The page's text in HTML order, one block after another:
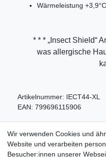
Wärmeleistung +3,9°C
* * * „Insect Shield“
was allergische
Artikelnummer: IECT44-XL
EAN: 799696115906
Wir verwenden Cookies und
Website und verarbeiten
Besucher:innen unserer